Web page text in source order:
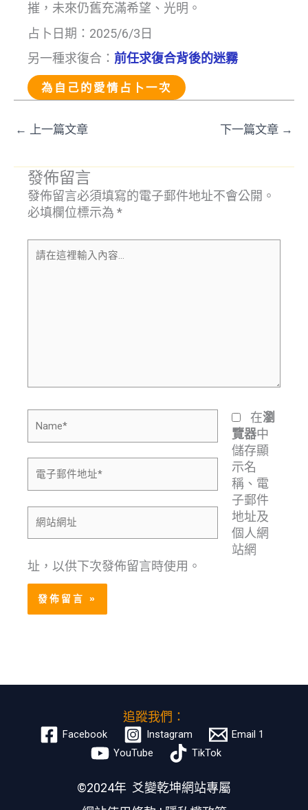
摧，未來仍舊充滿希望、光明。
占卜日期：2025/6/3日
另一種求復合： 前任求復合背後的迷霧
為自己的愛情占卜一次
← 上一篇文章 下一篇文章 →
發佈留言
發佈留言必須填寫的電子郵件地址不會公開。
必填欄位標示為 *
在
子
件
地
*
網
站
址
在瀏
覽器中
儲存顯
示名
稱、電
子郵件
地址及
個人網
站網
址，以供下次發佈留言時使用。
追蹤我們：
Facebook Instagram
Email 1
YouTube
TikTok
©2024年 爻變乾坤網站專屬